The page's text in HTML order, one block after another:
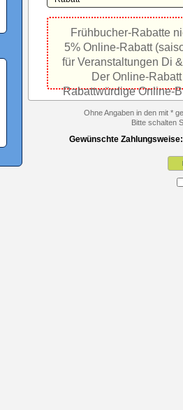
Frühbucher-Rabatte
5% Online-Rabatt
für Veranstaltungen Di
Der Online-
Rabattwürdige Online-
Ohne Angaben in den mit *
Bitte schalten
Gewünschte Zahlungsweise: